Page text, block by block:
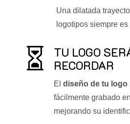
Una dilatada
logotipos siempre

TU LOGO
RECORDAR
El diseño de tu logo
fácilmente grabado
mejorando su